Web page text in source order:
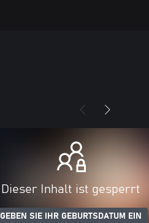
Dieser Inhalt ist gesperrt
GEBEN SIE IHR GEBURTSDATUM EIN